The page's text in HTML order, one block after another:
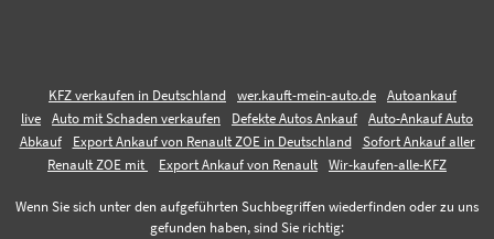
KFZ verkaufen in Deutschland wer.kauft-mein-auto.de
Autoankauf
live
Auto mit Schaden verkaufen Defekte Autos Ankauf
Auto-Ankauf Auto
Abkauf
Export Ankauf von Renault ZOE in Deutschland
Sofort Ankauf aller
Renault ZOE mit
Export Ankauf von Renault Wir-kaufen-alle-KFZ
Wenn Sie sich unter den aufgeführten Suchbegriffen wiederfinden oder zu uns
gefunden haben, sind Sie richtig: